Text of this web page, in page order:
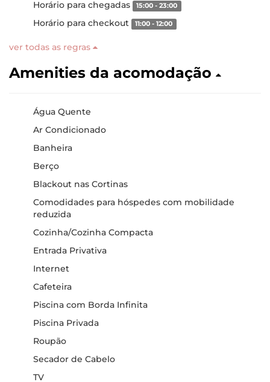
Horário para chegadas 15:00 - 23:00
Horário para checkout 11:00 - 12:00
ver todas as regras
Amenities da acomodação
Água Quente
Ar Condicionado
Banheira
Berço
Blackout nas Cortinas
Comodidades para hóspedes com mobilidade
reduzida
Cozinha/Cozinha Compacta
Entrada Privativa
Internet
Cafeteira
Piscina com Borda Infinita
Piscina Privada
Roupão
Secador de Cabelo
TV